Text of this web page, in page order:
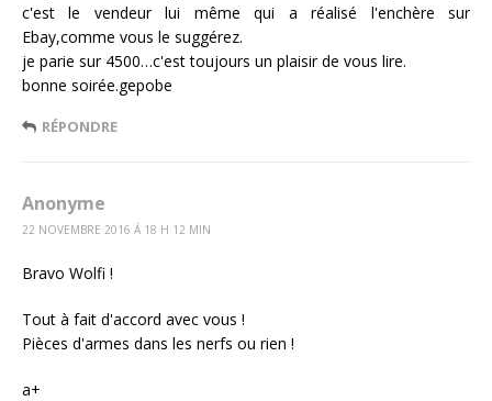
c'est le vendeur lui même qui a réalisé l'enchère sur
Ebay,comme vous le suggérez.
je parie sur 4500…c'est toujours un plaisir de vous lire.
bonne soirée.gepobe
RÉPONDRE
Anonyme
22 NOVEMBRE 2016 Á 18 H 12 MIN
Bravo Wolfi !
Tout à fait d'accord avec vous !
Pièces d'armes dans les nerfs ou rien !
a+